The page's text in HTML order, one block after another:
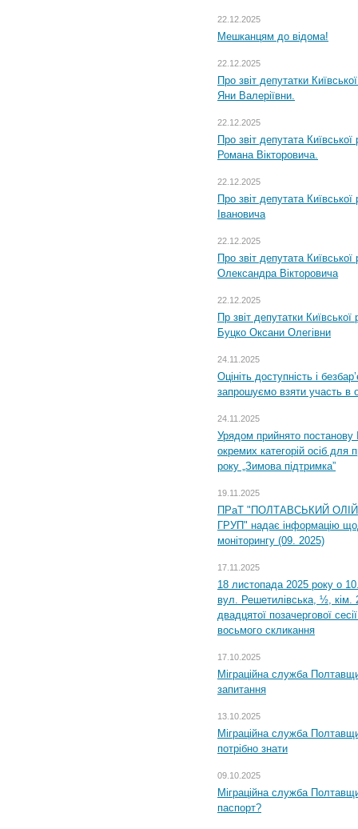
22.12.2025
Мешканцям до відома!
22.12.2025
Про звіт депутатки
Яни Валеріївни.
22.12.2025
Про звіт депутата
Романа Вікторовича.
22.12.2025
Про звіт депутата
Івановича
22.12.2025
Про звіт депутата
Олександра Вікторовича
22.12.2025
Пр звіт депутатки
Буцко Оксани Олегівни
24.11.2025
Оцініть доступність і
запрошуємо взяти участь в
24.11.2025
Урядом прийнято постанову
окремих категорій осіб для
року „Зимова підтримка”
19.11.2025
ПРаТ "ПОЛТАВСЬКИЙ
ГРУП" надає інформацію
моніторингу (09. 2025)
17.11.2025
18 листопада 2025 року о
вул. Решетилівська, ½, кім.
двадцятої позачергової
восьмого скликання
17.10.2025
Міграційна служба
запитання
13.10.2025
Міграційна служба
потрібно знати
09.10.2025
Міграційна служба
паспорт?